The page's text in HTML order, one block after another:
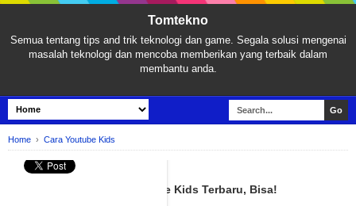
Tomtekno
Semua tentang tips and trik teknologi dan game. Segala solusi mengenai
masalah teknologi dan mencoba memberikan yang terbaik dalam
membantu anda.
Home › Cara Youtube Kids
CARA YOUTUBE KIDS
Cara Upload Video di Youtube Kids Terbaru, Bisa!